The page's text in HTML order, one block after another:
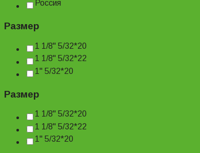
Россия
Размер
1 1/8" 5/32*20
1 1/8" 5/32*22
1" 5/32*20
Размер
1 1/8" 5/32*20
1 1/8" 5/32*22
1" 5/32*20